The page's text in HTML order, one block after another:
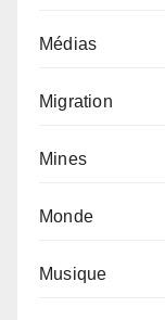
Médias
Migration
Mines
Monde
Musique